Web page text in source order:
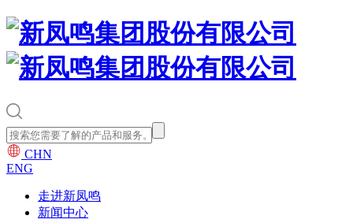
CHN
ENG
走进新凤鸣
新闻中心